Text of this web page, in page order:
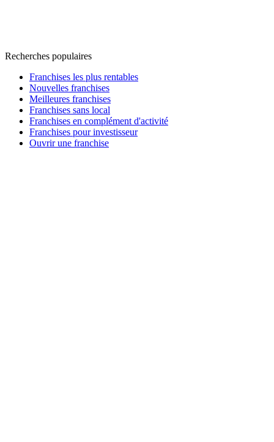
Recherches populaires
Franchises les plus rentables
Nouvelles franchises
Meilleures franchises
Franchises sans local
Franchises en complément d'activité
Franchises pour investisseur
Ouvrir une franchise